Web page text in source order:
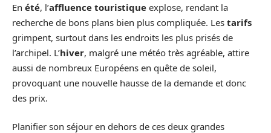
En été, l’affluence touristique explose, rendant la
recherche de bons plans bien plus compliquée. Les tarifs
grimpent, surtout dans les endroits les plus prisés de
l’archipel. L’hiver, malgré une météo très agréable, attire
aussi de nombreux Européens en quête de soleil,
provoquant une nouvelle hausse de la demande et donc
des prix.
Planifier son séjour en dehors de ces deux grandes